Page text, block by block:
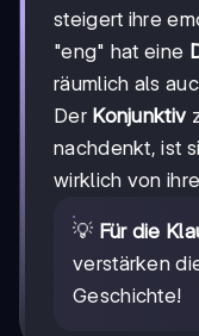
steigert ihre
"eng" hat eine
räumlich als
Der Konjunktiv
nachdenkt, ist
wirklich von
💡 Für die
verstärken
Geschichte!